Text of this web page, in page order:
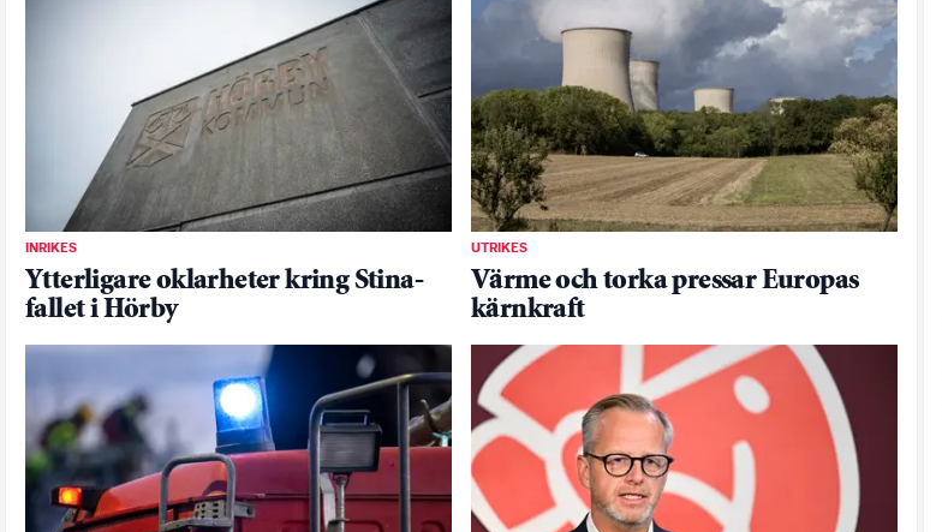
INRIKES
Ytterligare oklarheter kring Stina-
fallet i Hörby
UTRIKES
Värme och torka pressar Europas
kärnkraft